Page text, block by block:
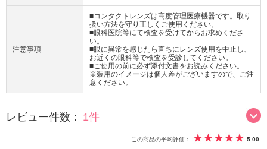
注意事項
■コンタクトレンズは高度管理医療機器です。取り
扱い方法を守り正しくご使用ください。
■眼科医院等にて検査を受けてからお求めくださ
い。
■眼に異常を感じたら直ちにレンズ使用を中止し、
お近くの眼科等で検査を受診してください。
■ご使用の前に必ず添付文書をお読みください。
※装用のイメージは個人差がございますので、ご注
意ください。
レビュー件数： 1件
この商品の平均評価： 5.00